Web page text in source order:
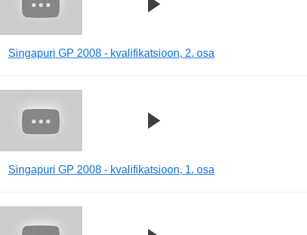
Singapuri GP 2008 - kvalifikatsioon, 2. osa
Singapuri GP 2008 - kvalifikatsioon, 1. osa